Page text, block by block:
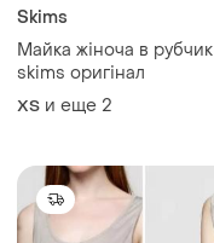
Skims
Майка жіноча в рубчик
skims оригінал
ХS и еще 2